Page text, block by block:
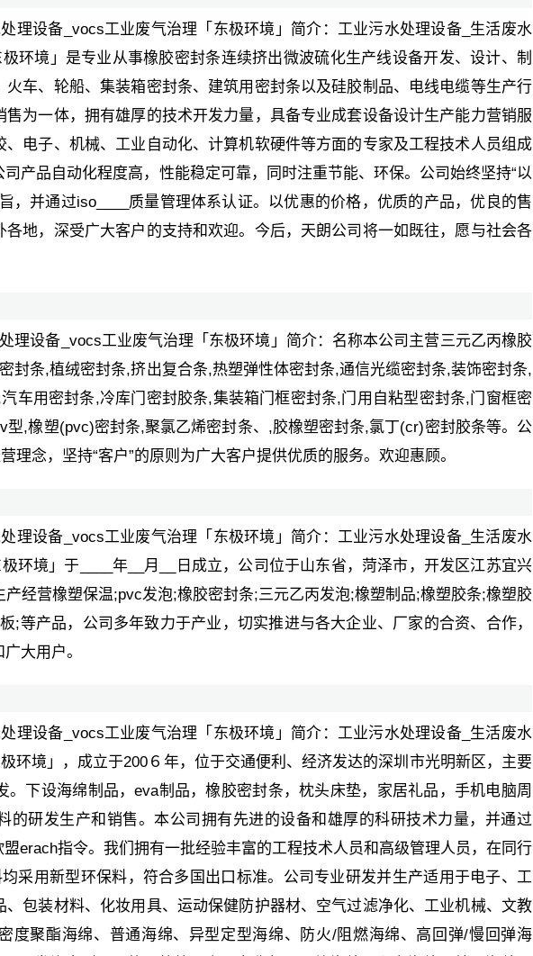
理设备_vocs工业废气治理「东极环境」简介：工业污水处理设备_生活废水
环境」是专业从事橡胶密封条连续挤出微波硫化生产线设备开发、设计、制
车、轮船、集装箱密封条、建筑用密封条以及硅胶制品、电线电缆等生产行
为一体，拥有雄厚的技术开发力量，具备专业成套设备设计生产能力营销服
电子、机械、工业自动化、计算机软硬件等方面的专家及工程技术人员组成
产品自动化程度高，性能稳定可靠，同时注重节能、环保。公司始终坚持“以
，并通过iso____质量管理体系认证。以优惠的价格，优质的产品，优良的售
地，深受广大客户的支持和欢迎。今后，天朗公司将一如既往，愿与社会各
理设备_vocs工业废气治理「东极环境」简介：名称本公司主营三元乙丙橡胶
封条,植绒密封条,挤出复合条,热塑弹性体密封条,通信光缆密封条,装饰密封条,
车用密封条,冷库门密封胶条,集装箱门框密封条,门用自粘型密封条,门窗框密
型,橡塑(pvc)密封条,聚氯乙烯密封条、,胶橡塑密封条,氯丁(cr)密封胶条等。公
理念，坚持“客户”的原则为广大客户提供优质的服务。欢迎惠顾。
理设备_vocs工业废气治理「东极环境」简介：工业污水处理设备_生活废水
环境」于____年__月__日成立，公司位于山东省，菏泽市，开发区江苏宜兴
经营橡塑保温;pvc发泡;橡胶密封条;三元乙丙发泡;橡塑制品;橡塑胶条;橡塑胶
;等产品，公司多年致力于产业，切实推进与各大企业、厂家的合资、合作，
大用户。
理设备_vocs工业废气治理「东极环境」简介：工业污水处理设备_生活废水
环境」，成立于200６年，位于交通便利、经济发达的深圳市光明新区，主要
。下设海绵制品，eva制品，橡胶密封条，枕头床垫，家居礼品，手机电脑周
的研发生产和销售。本公司拥有先进的设备和雄厚的科研技术力量，并通过
erach指令。我们拥有一批经验丰富的工程技术人员和高级管理人员，在同行
采用新型环保料，符合多国出口标准。公司专业研发并生产适用于电子、工
包装材料、化妆用具、运动保健防护器材、空气过滤净化、工业机械、文教
度聚酯海绵、普通海绵、异型定型海绵、防火/阻燃海绵、高回弹/慢回弹海